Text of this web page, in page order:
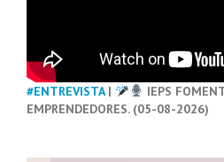
#ENTREVISTA|
IEPS
EMPRENDEDORES. (05-08-2026)